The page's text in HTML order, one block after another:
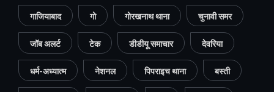
गाजियाबाद गो गोरखनाथ थाना चुनावी समर
जॉब अलर्ट टेक डीडीयू समाचार देवरिया
धर्म-अध्यात्म नेशनल पिपराइच थाना बस्ती